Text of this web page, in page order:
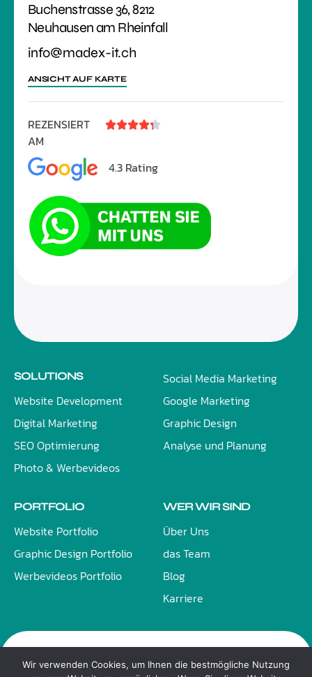
Buchenstrasse 36, 8212
Neuhausen am Rheinfall
info@madex-it.ch
ANSICHT AUF KARTE
REZENSIERT
AM

4.3 Rating
SOLUTIONS
Website Development
Digital Marketing
SEO Optimierung
Photo & Werbevideos
Social Media Marketing
Google Marketing
Graphic Design
Analyse und Planung
PORTFOLIO
Website Portfolio
Graphic Design Portfolio
Werbevideos Portfolio
WER WIR SIND
Über Uns
das Team
Blog
Karriere
Wir verwenden Cookies, um Ihnen die bestmögliche Nutzung